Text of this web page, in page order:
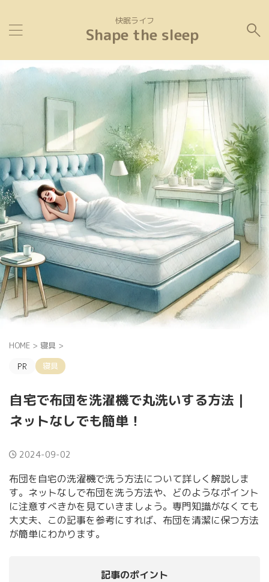
快眠ライフ
Shape the sleep
HOME > 寝具 >
寝具
自宅で布団を洗濯機で丸洗いする方法｜
ネットなしでも簡単！
2024-09-02
布団を自宅の洗濯機で洗う方法について詳しく解説しま
す。ネットなしで布団を洗う方法や、どのようなポイント
に注意すべきかを見ていきましょう。専門知識がなくても
大丈夫、この記事を参考にすれば、布団を清潔に保つ方法
が簡単にわかります。
記事のポイント